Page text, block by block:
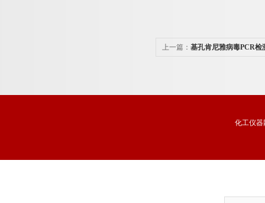
上一篇： 基孔肯尼雅病毒PCR检
化工仪器